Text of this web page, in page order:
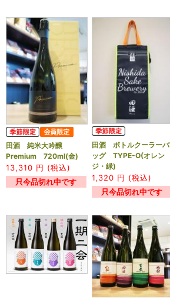
田酒 純米大吟醸
Premium 720ml(金)
13,310 円 (税込)
只今品切れ中です
田酒 ボトルクーラーバ
ッグ TYPE-O(オレン
ジ・緑)
1,320 円 (税込)
只今品切れ中です